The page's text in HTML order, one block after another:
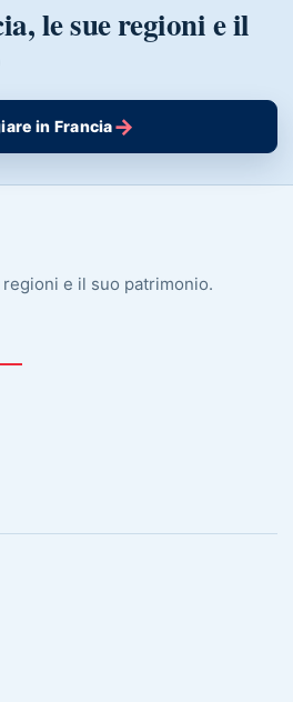
le sue regioni e il
in Francia→
e il suo patrimonio.